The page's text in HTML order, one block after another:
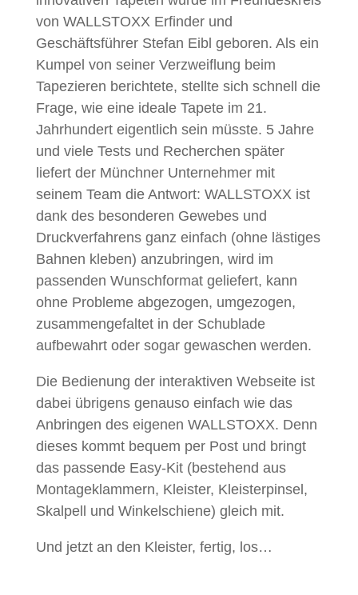
von WALLSTOXX Erfinder und
Geschäftsführer Stefan Eibl geboren. Als ein
Kumpel von seiner Verzweiflung beim
Tapezieren berichtete, stellte sich schnell die
Frage, wie eine ideale Tapete im 21.
Jahrhundert eigentlich sein müsste. 5 Jahre
und viele Tests und Recherchen später
liefert der Münchner Unternehmer mit
seinem Team die Antwort: WALLSTOXX ist
dank des besonderen Gewebes und
Druckverfahrens ganz einfach (ohne lästiges
Bahnen kleben) anzubringen, wird im
passenden Wunschformat geliefert, kann
ohne Probleme abgezogen, umgezogen,
zusammengefaltet in der Schublade
aufbewahrt oder sogar gewaschen werden.
Die Bedienung der interaktiven Webseite ist
dabei übrigens genauso einfach wie das
Anbringen des eigenen WALLSTOXX. Denn
dieses kommt bequem per Post und bringt
das passende Easy-Kit (bestehend aus
Montageklammern, Kleister, Kleisterpinsel,
Skalpell und Winkelschiene) gleich mit.
Und jetzt an den Kleister, fertig, los…